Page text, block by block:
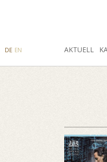
AKTUELL
SUCHE
DE EN